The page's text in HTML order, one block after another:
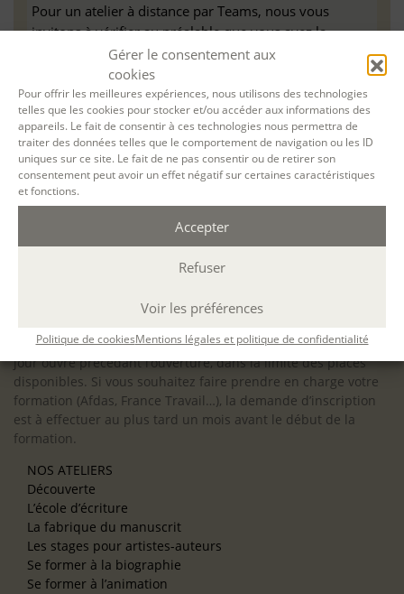
Gérer le consentement aux
cookies
Pour offrir les meilleures expériences, nous utilisons des technologies
telles que les cookies pour stocker et/ou accéder aux informations des
appareils. Le fait de consentir à ces technologies nous permettra de
traiter des données telles que le comportement de navigation ou les ID
uniques sur ce site. Le fait de ne pas consentir ou de retirer son
consentement peut avoir un effet négatif sur certaines caractéristiques
et fonctions.
Accepter
Refuser
Voir les préférences
Politique de cookiesMentions légales et politique de confidentialité
Pour un atelier à distance par Teams, nous vous
invitons à vérifier au préalable que vous avez la
configuration minimale requise pour pouvoir travailler
dans les meilleures conditions : Configuration
matérielle requise pourMicrosoft Teams | Microsoft
Learn
Accessibilité : ALEPH-ÉCRITURE est sensible à l’inclusion des
personnes en situation de handicap. Si vous avez besoin
d’un aménagement spécifique de programme, n’hésitez pas
à nous contacter en amont de votre inscription afin
supports, accessibilité de nos salles).
inscriptions à nos activités sont ouvertes jusqu’au dernier
jour ouvré précédant l’ouverture, dans la limite des places
disponibles. Si vous souhaitez faire prendre en charge votre
formation (Afdas, France Travail…), la demande d’inscription
est à effectuer au plus tard un mois avant le début de la
formation.
NOS ATELIERS
Découverte
L’école d’écriture
La fabrique du manuscrit
Les stages pour artistes-auteurs
Se former à la biographie
Se former à l’animation